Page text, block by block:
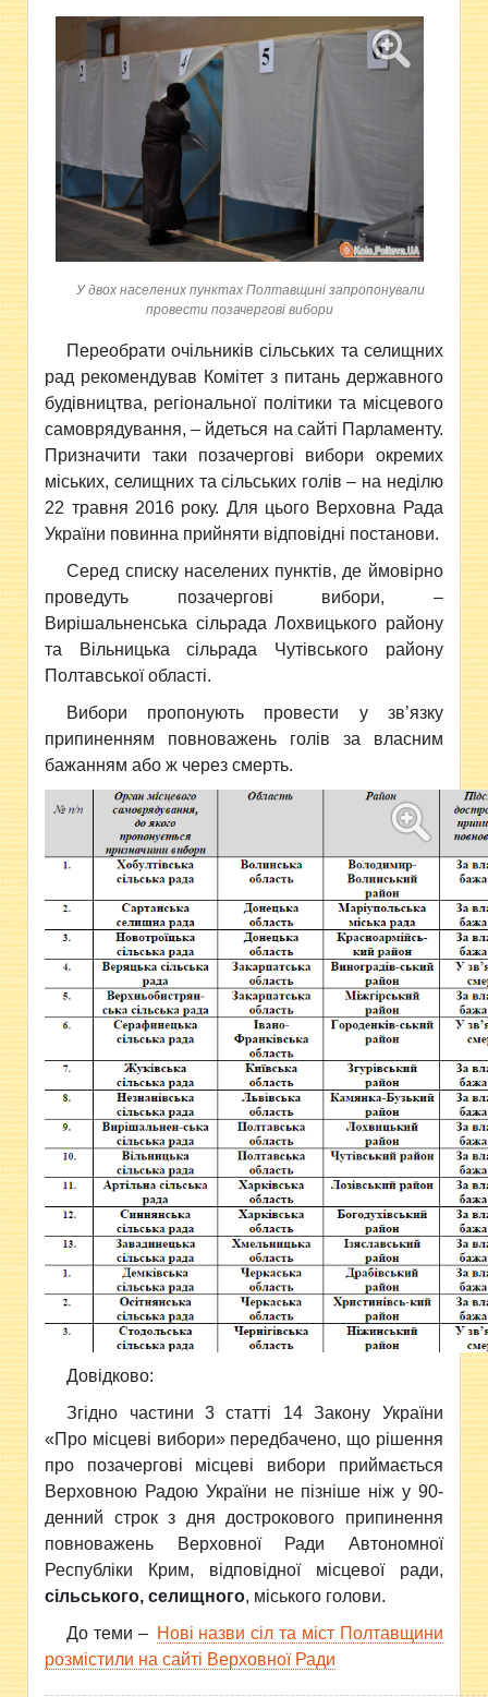
У двох населених пунктах Полтавщині запропонували
провести позачергові вибори
Переобрати очільників сільських та селищних
рад рекомендував Комітет з питань державного
будівництва, регіональної політики та місцевого
самоврядування, – йдеться на сайті Парламенту.
Призначити таки позачергові вибори окремих
міських, селищних та сільських голів – на неділю
22 травня 2016 року. Для цього Верховна Рада
України повинна прийняти відповідні постанови.
Серед списку населених пунктів, де ймовірно
проведуть позачергові вибори, –
Вирішальненська сільрада Лохвицького району
та Вільницька сільрада Чутівського району
Полтавської області.
Вибори пропонують провести у зв’язку
припиненням повноважень голів за власним
бажанням або ж через смерть.
Довідково:
Згідно частини 3 статті 14 Закону України
«Про місцеві вибори» передбачено, що рішення
про позачергові місцеві вибори приймається
Верховною Радою України не пізніше ніж у 90-
денний строк з дня дострокового припинення
повноважень Верховної Ради Автономної
Республіки Крим, відповідної місцевої ради,
сільського, селищного, міського голови.
До теми – Нові назви сіл та міст Полтавщини
розмістили на сайті Верховної Ради